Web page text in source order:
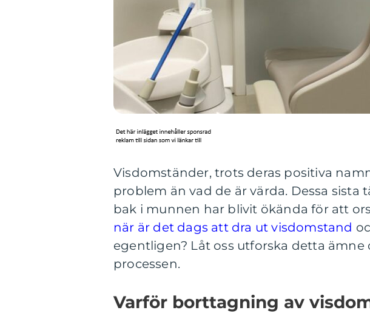
Visdomständer, trots deras positiva
problem än vad de är värda. Dessa
bak i munnen har blivit ökända för att
när är det dags att dra ut visdomstand
egentligen? Låt oss utforska detta ämne
processen.
Varför borttagning av